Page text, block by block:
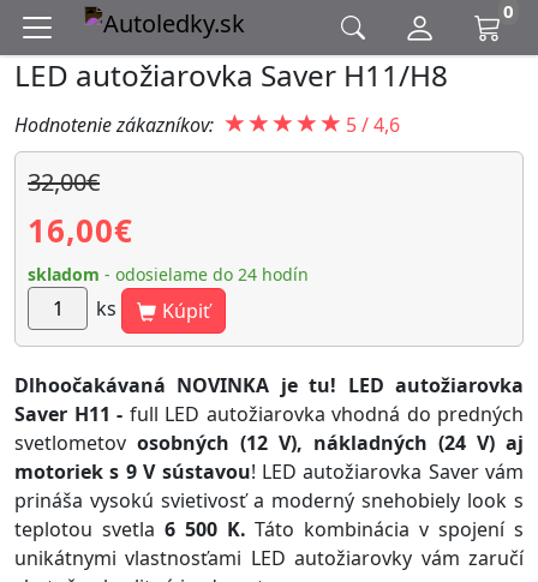
0
LED autožiarovka Saver H11/H8
Hodnotenie zákazníkov: 5/4,6
32,00€
16,00€
skladom - odosielame do 24 hodín
ks Kúpiť
Dlhoočakávaná NOVINKA je tu! LED autožiarovka
Saver H11 - full LED autožiarovka vhodná do predných
svetlometov osobných (12 V), nákladných (24 V) aj
motoriek s 9 V sústavou! LED autožiarovka Saver vám
prináša vysokú svietivosť a moderný snehobiely look s
teplotou svetla 6 500 K. Táto kombinácia v spojení s
unikátnymi vlastnosťami LED autožiarovky vám zaručí